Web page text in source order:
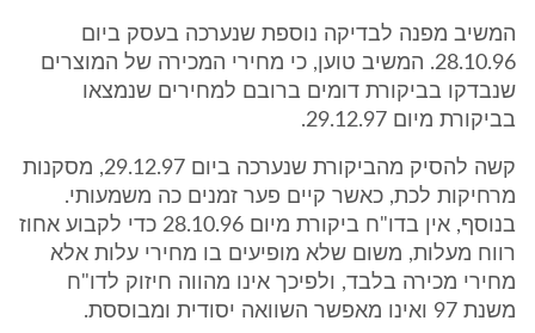
המשיב מפנה לבדיקה נוספת שנערכה בעסק ביום
28.10.96. המשיב טוען, כי מחירי המכירה של המוצרים
שנבדקו בביקורת דומים ברובם למחירים שנמצאו
בביקורת מיום 29.12.97.
קשה להסיק מהביקורת שנערכה ביום 29.12.97, מסקנות
מרחיקות לכת, כאשר קיים פער זמנים כה משמעותי.
בנוסף, אין בדו"ח ביקורת מיום 28.10.96 כדי לקבוע אחוז
רווח מעלות, משום שלא מופיעים בו מחירי עלות אלא
מחירי מכירה בלבד, ולפיכך אינו מהווה חיזוק לדו"ח
משנת 97 ואינו מאפשר השוואה יסודית ומבוססת.